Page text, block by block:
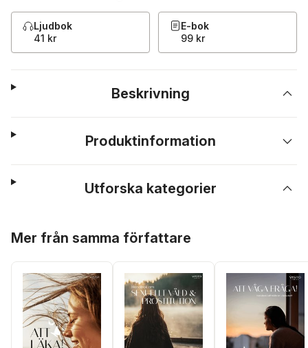
Ljudbok
41 kr
E-bok
99 kr
Beskrivning
Produktinformation
Utforska kategorier
Mer från samma författare